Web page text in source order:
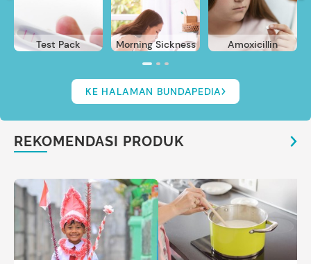
Test Pack Morning Sickness Amoxicillin
KE HALAMAN BUNDAPEDIA
REKOMENDASI PRODUK